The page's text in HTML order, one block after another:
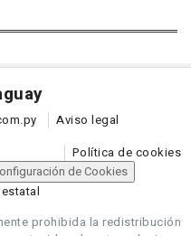
Aviso legal
Política de cookies
de Cookies
prohibida la redistribución